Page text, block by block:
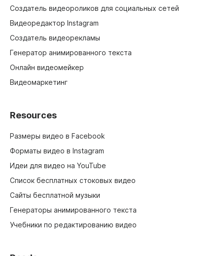
Создатель видеороликов для социальных сетей
Видеоредактор Instagram
Создатель видеорекламы
Генератор анимированного текста
Онлайн видеомейкер
Видеомаркетинг
Resources
Размеры видео в Facebook
Форматы видео в Instagram
Идеи для видео на YouTube
Список бесплатных стоковых видео
Сайты бесплатной музыки
Генераторы анимированного текста
Учебники по редактированию видео